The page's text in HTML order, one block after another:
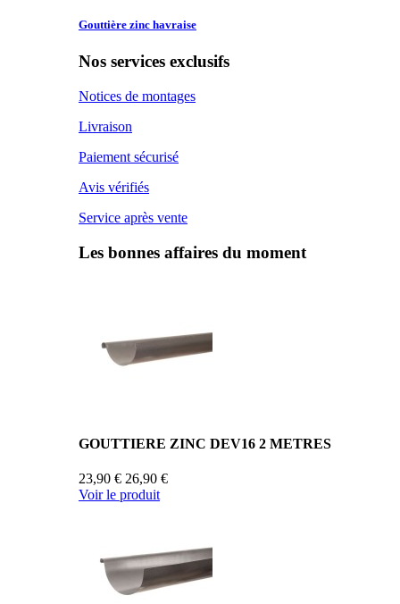
Gouttière zinc havraise
Nos services exclusifs
Notices de montages
Livraison
Paiement sécurisé
Avis vérifiés
Service après vente
Les bonnes affaires du moment
GOUTTIERE ZINC DEV16 2 METRES
23,90 € 26,90 €
Voir le produit